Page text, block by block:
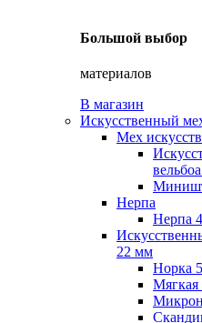
Большой выбор
материалов
В магазин
Искусственный
Мех
Нерпа
Нерпа
22 мм
Норка
Мягкая